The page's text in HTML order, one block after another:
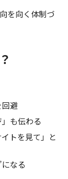
を向く体制づ
避
も伝わる
トを見て」と
なる